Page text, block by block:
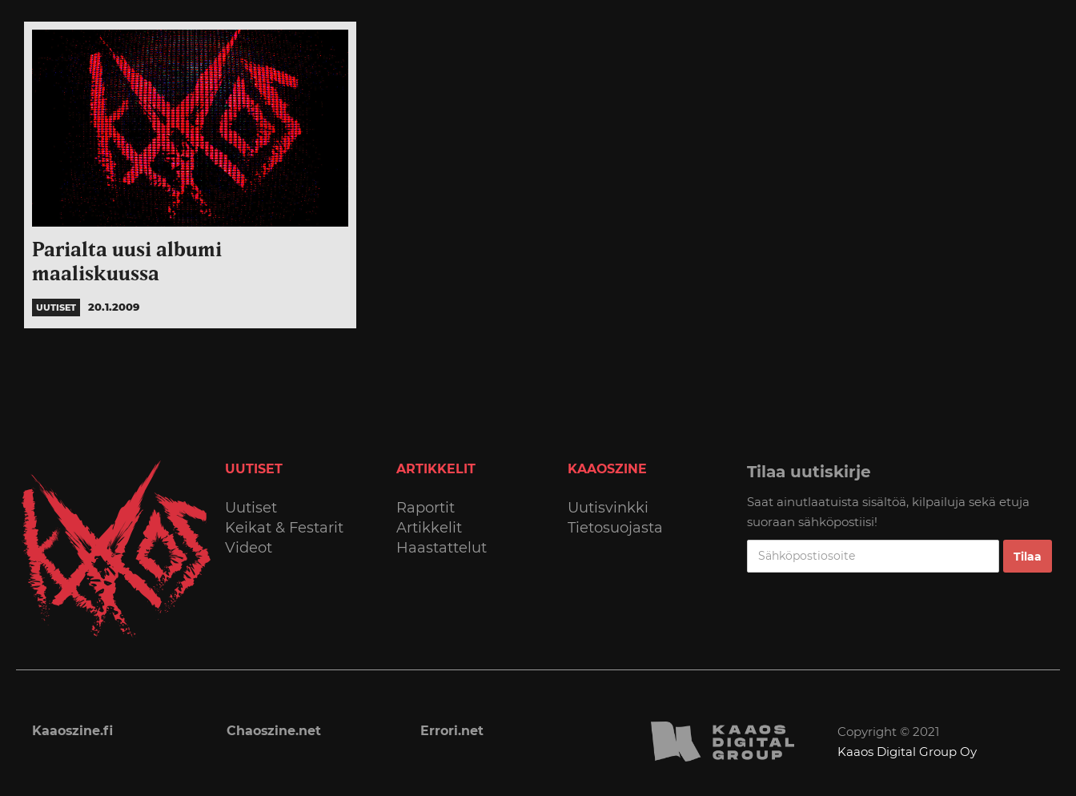
Parialta uusi albumi
maaliskuussa
UUTISET 20.1.2009
UUTISET
Uutiset
Keikat & Festarit
Videot
ARTIKKELIT
Raportit
Artikkelit
Haastattelut
KAAOSZINE
Uutisvinkki
Tietosuojasta
Tilaa uutiskirje
Saat ainutlaatuista sisältöä, kilpailuja sekä etuja
suoraan sähköpostiisi!
Kaaoszine.fi Chaoszine.net Errori.net
Copyright © 2021
Kaaos Digital Group Oy